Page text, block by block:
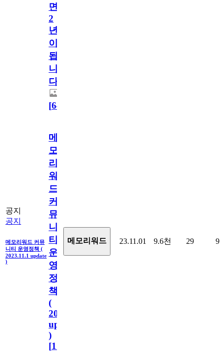
면
2
년
이
됩
니
다.
[64
공지
공지
메모리워드 커뮤
니티 운영정책 (
2023.11.1 update
)
메
모
리
워
드
커
뮤
니
티
운
영
정
책
(
2023.11.1
update
)
[110
메모리워드 23.11.01 9.6천 29 9